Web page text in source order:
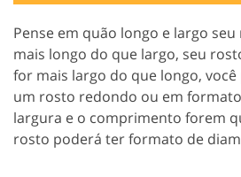
Pense em quão longo e largo
mais longo do que largo, seu
for mais largo do que longo,
um rosto redondo ou em formato
largura e o comprimento forem
rosto poderá ter formato de